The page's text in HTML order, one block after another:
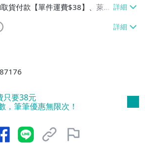
取貨付款【單件運費$38】、萊爾
【單件運費$60】、宅配/貨運
$130】
只要38元
，筆筆優惠無限次！